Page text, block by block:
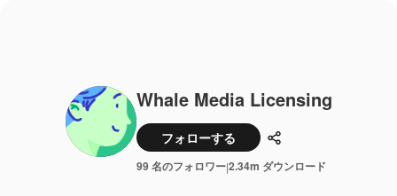
Whale Media Licensing
フォローする 共有
99 名のフォロワー|2.34m ダウンロード